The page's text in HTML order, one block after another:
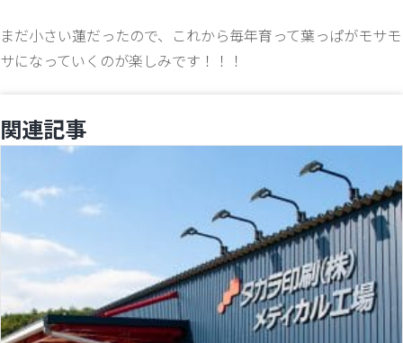
まだ小さい蓮だったので、これから毎年育って葉っぱがモサモ
サになっていくのが楽しみです！！！
関連記事